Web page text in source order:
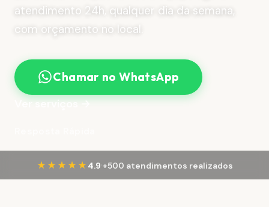
atendimento 24h, qualquer dia da semana,
com orçamento no local.
Chamar no WhatsApp
Ver serviços →
★★★★★ 4.9·+500 atendimentos realizados